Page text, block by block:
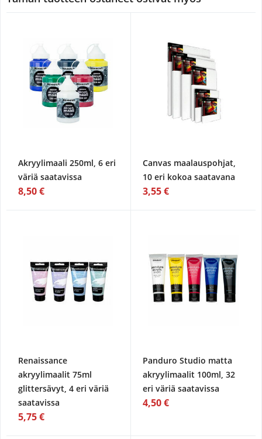
Akryylimaali 250ml, 6 eri
väriä saatavissa
8,50 €
Canvas maalauspohjat,
10 eri kokoa saatavana
3,55 €
Renaissance
akryylimaalit 75ml
glittersävyt, 4 eri väriä
saatavissa
5,75 €
Panduro Studio matta
akryylimaalit 100ml, 32
eri väriä saatavissa
4,50 €